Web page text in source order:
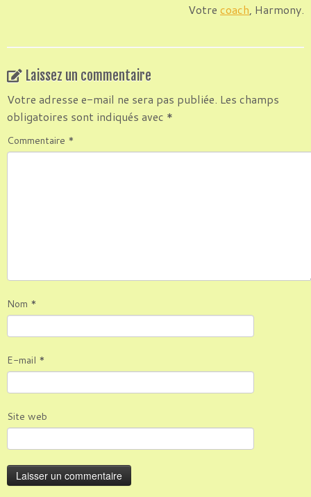
Votre coach, Harmony.
Laissez un commentaire
Votre adresse e-mail ne sera pas publiée. Les champs
obligatoires sont indiqués avec *
Commentaire *
Nom *
E-mail *
Site web